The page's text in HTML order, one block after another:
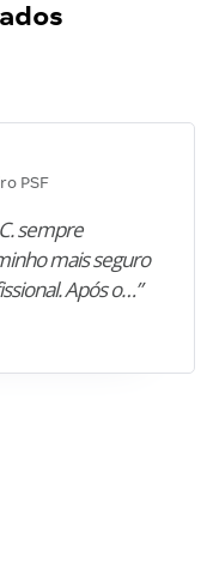
PSF
sempre
mais seguro
Após o…”